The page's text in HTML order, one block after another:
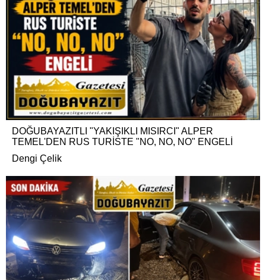
DOĞUBAYAZITLI "YAKIŞIKLI MISIRCI" ALPER
TEMEL'DEN RUS TURİSTE "NO, NO, NO" ENGELİ
Dengi Çelik